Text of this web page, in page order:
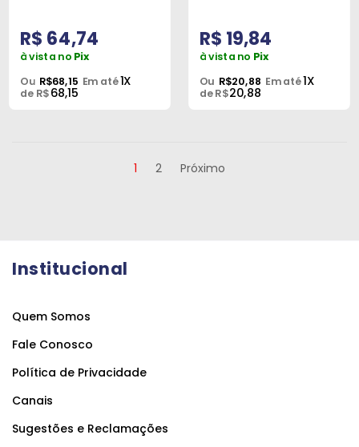
R$ 64,74
à vista no Pix
Ou R$68,15 Em até1X
de R$68,15
R$ 19,84
à vista no Pix
Ou R$20,88 Em até1X
de R$20,88
1 2 Próximo
Institucional
Quem Somos
Fale Conosco
Política de Privacidade
Canais
Sugestões e Reclamações